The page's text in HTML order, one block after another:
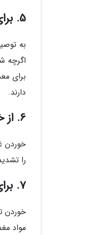
5. برای شام غذای سبک بخورید
به
اگرچه
برای
دارند.
6. از خوردن غذاهای شور یا پرادویه اجتناب کنید
خوردن
را
7. برای تنظیم بدن در ماه رمضان تنقلات سالم بخورید
خوردن
مواد